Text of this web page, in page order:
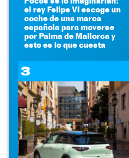
el rey Felipe VI escoge un
coche de una marca
española para moverse
por Palma de Mallorca y
esto es lo que cuesta
3